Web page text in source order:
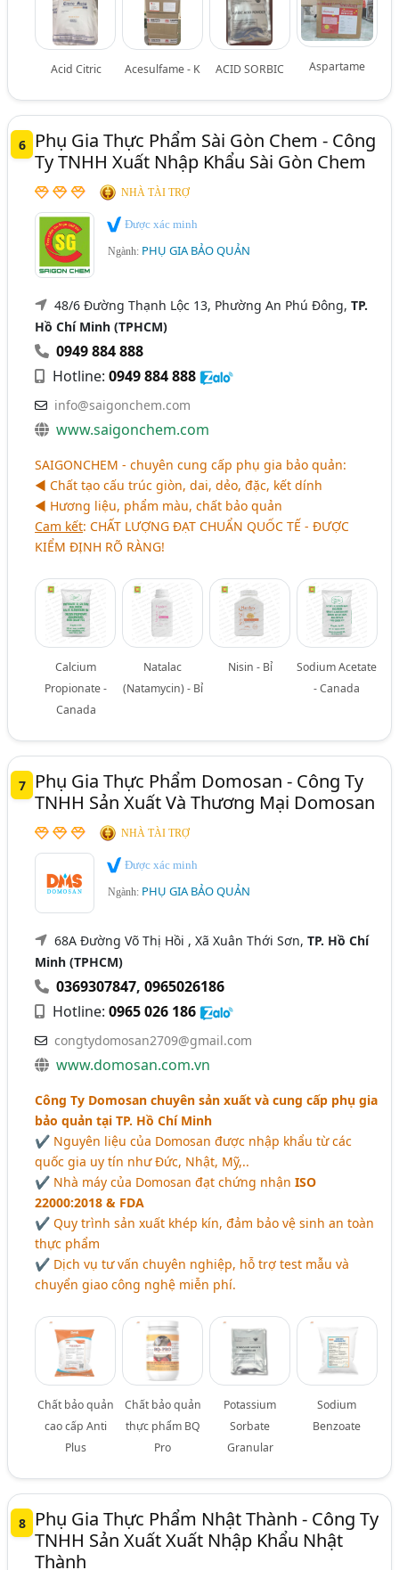
Acid Citric Acesulfame - K ACID SORBIC Aspartame
6
Phụ Gia Thực Phẩm Sài Gòn Chem - Công
Ty TNHH Xuất Nhập Khẩu Sài Gòn Chem
NHÀ TÀI TRỢ
Được xác minh
Ngành: PHỤ GIA BẢO QUẢN
48/6 Đường Thạnh Lộc 13, Phường An Phú Đông,TP.
Hồ Chí Minh (TPHCM)
0949 884 888
Hotline:0949 884 888
info@saigonchem.com
www.saigonchem.com
SAIGONCHEM - chuyên cung cấp phụ gia bảo quản:
◄ Chất tạo cấu trúc giòn, dai, dẻo, đặc, kết dính
◄ Hương liệu, phẩm màu, chất bảo quản
Cam kết:CHẤT LƯỢNG ĐẠT CHUẨN QUỐC TẾ - ĐƯỢC
KIỂM ĐỊNH RÕ RÀNG!
Calcium
Propionate -
Canada
Natalac
(Natamycin) - Bỉ
Nisin - Bỉ
Sodium Acetate
- Canada
7
Phụ Gia Thực Phẩm Domosan - Công Ty
TNHH Sản Xuất Và Thương Mại Domosan
NHÀ TÀI TRỢ
Được xác minh
Ngành: PHỤ GIA BẢO QUẢN
68A Đường Võ Thị Hồi , Xã Xuân Thới Sơn,TP. Hồ Chí
Minh (TPHCM)
0369307847,0965026186
Hotline:0965 026 186
congtydomosan2709@gmail.com
www.domosan.com.vn
Công Ty Domosan chuyên sản xuất và cung cấp phụ gia
bảo quản tại TP. Hồ Chí Minh
✔ Nguyên liệu của Domosan được nhập khẩu từ các
quốc gia uy tín như Đức, Nhật, Mỹ,..
✔ Nhà máy của Domosan đạt chứng nhậnISO
22000:2018 & FDA
✔ Quy trình sản xuất khép kín, đảm bảo vệ sinh an toàn
thực phẩm
✔ Dịch vụ tư vấn chuyên nghiệp, hỗ trợ test mẫu và
chuyển giao công nghệ miễn phí.
Chất bảo quản
cao cấp Anti
Plus
Chất bảo quản
thực phẩm BQ
Pro
Potassium
Sorbate
Granular
Sodium
Benzoate
8
Phụ Gia Thực Phẩm Nhật Thành - Công Ty
TNHH Sản Xuất Xuất Nhập Khẩu Nhật
Thành